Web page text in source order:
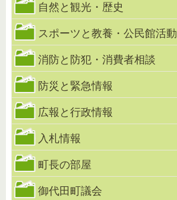
自然と観光・歴史
スポーツと教養・公民館活動
消防と防犯・消費者相談
防災と緊急情報
広報と行政情報
入札情報
町長の部屋
御代田町議会